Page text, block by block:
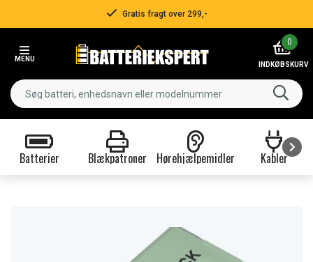
Gratis fragt over 299,-
MENU
0
INDKØBSKURV
Batterier Blækpatroner Hørehjælpemidler Kabler